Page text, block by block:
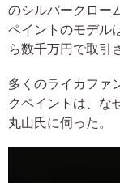
のシルバークロー
ペイントのモデル
ら数千万円で取引
多くのライカファ
クペイントは、な
丸山氏に伺った。